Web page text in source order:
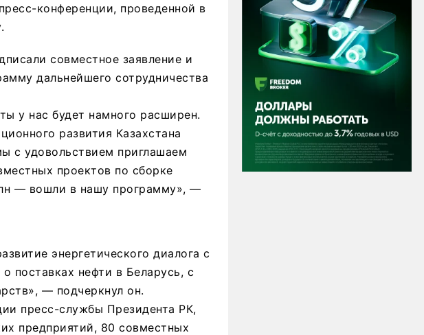
конференции, проведенной в
совместное заявление и
дальнейшего сотрудничества
у нас будет намного расширен.
развития Казахстана
с удовольствием приглашаем
проектов по сборке
— вошли в нашу программу», —
энергетического диалога с
поставках нефти в Беларусь, с
— подчеркнул он.
пресс-службы Президента РК,
предприятий, 80 совместных